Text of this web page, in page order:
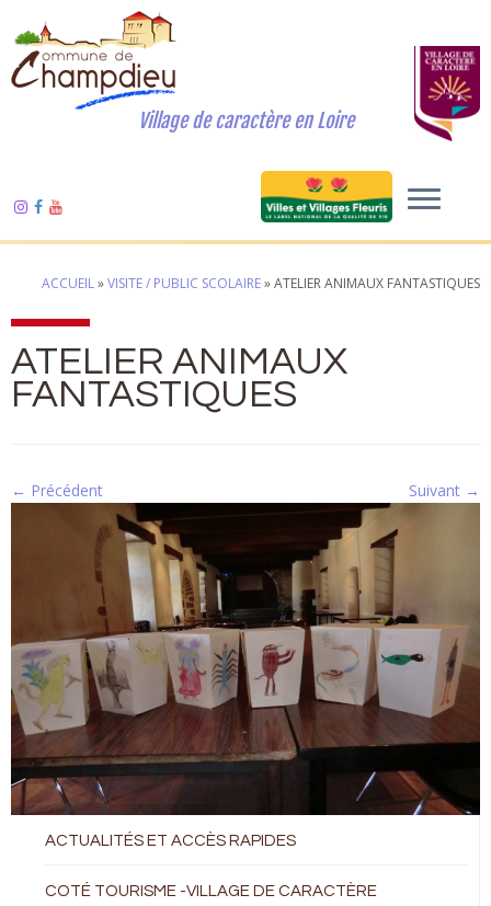
Village de caractère en Loire
ACCUEIL»VISITE / PUBLIC SCOLAIRE»ATELIER ANIMAUX FANTASTIQUES
ATELIER ANIMAUX
FANTASTIQUES
← Précédent Suivant →
ACTUALITÉS ET ACCÈS RAPIDES
COTÉ TOURISME -VILLAGE DE CARACTÈRE